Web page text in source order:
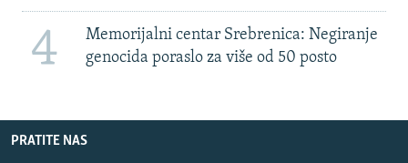
4
Memorijalni centar Srebrenica: Negiranje
genocida poraslo za više od 50 posto
PRATITE NAS